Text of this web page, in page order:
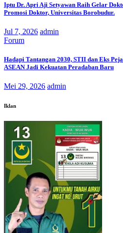
Iptu Dr. Apri Aji Setyawan Raih Gelar
Promosi Doktor, Universitas Borobudur.
Jul 7, 2026 admin
Forum
Hadapi Tantangan 2030, STII dan Eks
ASEAN Jadi Kekuatan Peradaban Baru
Mei 29, 2026 admin
Iklan